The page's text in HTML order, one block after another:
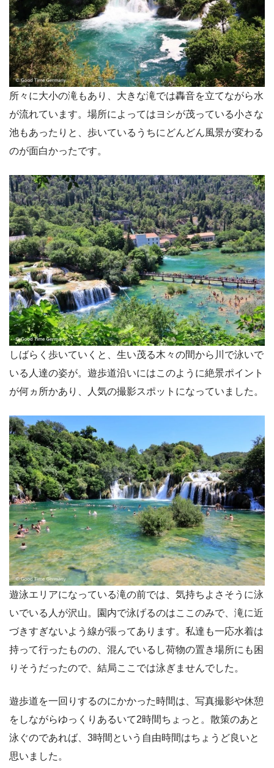
所々に大小の滝もあり、大きな滝では轟音を立てながら水
が流れています。場所によってはヨシが茂っている小さな
池もあったりと、歩いているうちにどんどん風景が変わる
のが面白かったです。
しばらく歩いていくと、生い茂る木々の間から川で泳いで
いる人達の姿が。遊歩道沿いにはこのように絶景ポイント
が何ヵ所かあり、人気の撮影スポットになっていました。
遊泳エリアになっている滝の前では、気持ちよさそうに泳
いでいる人が沢山。園内で泳げるのはここのみで、滝に近
づきすぎないよう線が張ってあります。私達も一応水着は
持って行ったものの、混んでいるし荷物の置き場所にも困
りそうだったので、結局ここでは泳ぎませんでした。
遊歩道を一回りするのにかかった時間は、写真撮影や休憩
をしながらゆっくりあるいて2時間ちょっと。散策のあと
泳ぐのであれば、3時間という自由時間はちょうど良いと
思いました。